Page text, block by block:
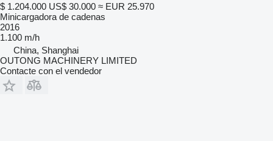
$ 1.204.000 US$ 30.000 ≈ EUR 25.970
Minicargadora de cadenas
2016
1.100 m/h
China, Shanghai
OUTONG MACHINERY LIMITED
Contacte con el vendedor